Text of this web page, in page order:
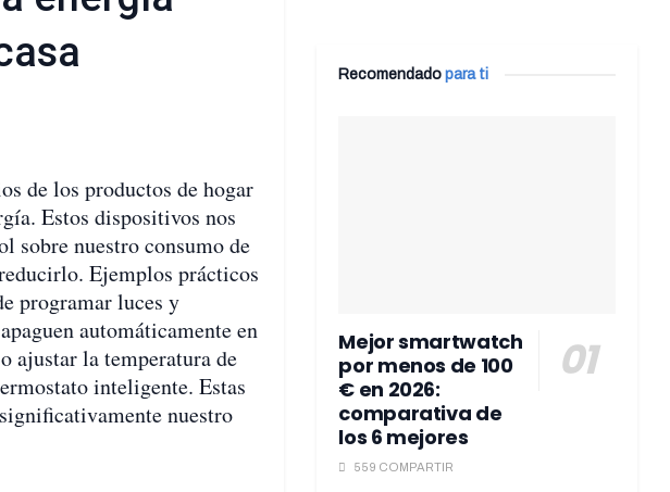
de los productos de hogar
Estos dispositivos nos
sobre nuestro consumo de
Ejemplos prácticos
programar luces y
automáticamente en
ajustar la temperatura de
inteligente. Estas
nuestro
Recomendadopara ti
Mejor smartwatch
por menos de 100
€ en 2026:
comparativa de
los 6 mejores
559 COMPARTIR